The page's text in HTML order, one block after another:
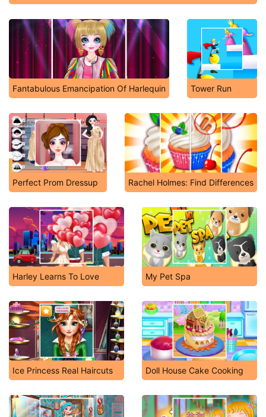
Fantabulous Emancipation Of Harlequin Tower Run
Perfect Prom Dressup Rachel Holmes: Find Differences
Harley Learns To Love My Pet Spa
Ice Princess Real Haircuts Doll House Cake Cooking